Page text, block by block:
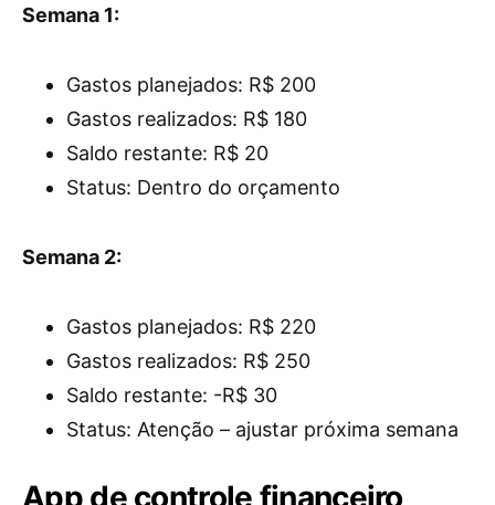
Semana 1:
Gastos planejados: R$ 200
Gastos realizados: R$ 180
Saldo restante: R$ 20
Status: Dentro do orçamento
Semana 2:
Gastos planejados: R$ 220
Gastos realizados: R$ 250
Saldo restante: -R$ 30
Status: Atenção – ajustar próxima semana
App de controle financeiro